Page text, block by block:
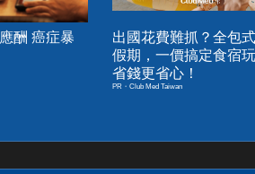
酬 癌症暴
出國花費難抓？全包
假期，一價搞定食宿玩
省錢更省心！
PR・Club Med Taiwan